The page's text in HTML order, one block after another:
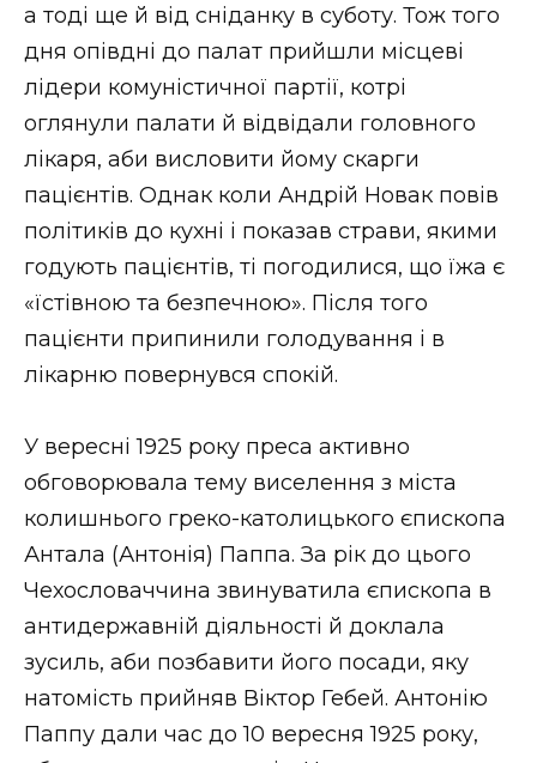
а тоді ще й від сніданку в суботу. Тож того
дня опівдні до палат прийшли місцеві
лідери комуністичної партії, котрі
оглянули палати й відвідали головного
лікаря, аби висловити йому скарги
пацієнтів. Однак коли Андрій Новак повів
політиків до кухні і показав страви, якими
годують пацієнтів, ті погодилися, що їжа є
«їстівною та безпечною». Після того
пацієнти припинили голодування і в
лікарню повернувся спокій.
У вересні 1925 року преса активно
обговорювала тему виселення з міста
колишнього греко-католицького єпископа
Антала (Антонія) Паппа. За рік до цього
Чехословаччина звинуватила єпископа в
антидержавній діяльності й доклала
зусиль, аби позбавити його посади, яку
натомість прийняв Віктор Гебей. Антонію
Паппу дали час до 10 вересня 1925 року,